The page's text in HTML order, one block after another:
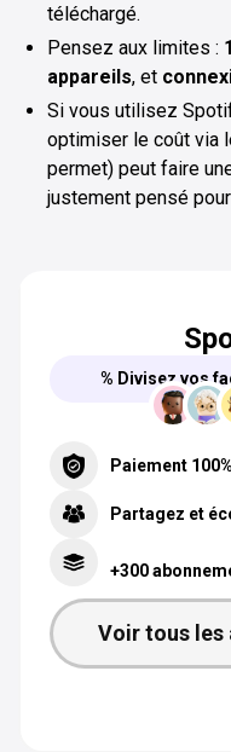
téléchargé.
Pensez aux limites :
appareils, et
Si vous utilisez
optimiser le coût via
permet) peut faire
justement pensé
% Divisez vos
Paiement
Partagez et
+300
Voir tous les